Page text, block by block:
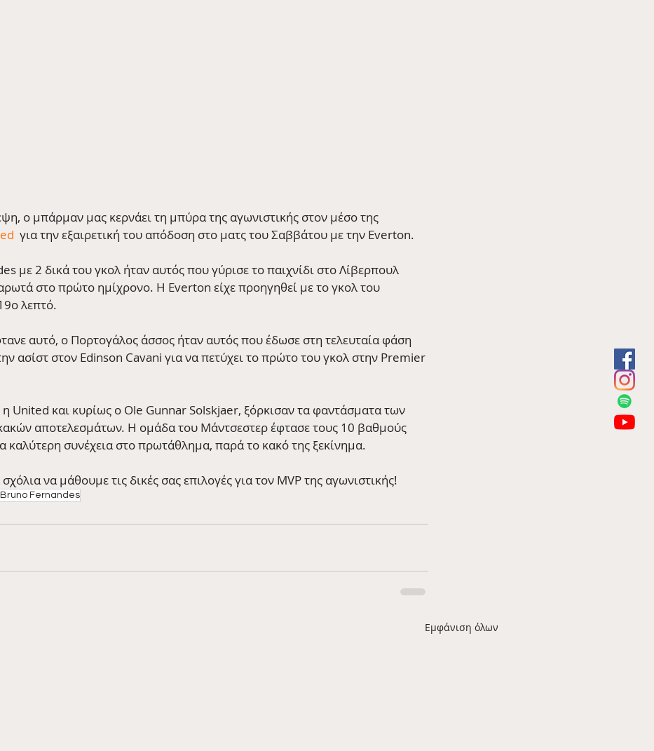
ο μπάρμαν μας κερνάει τη μπύρα της αγωνιστικής στον μέσο της
  για την εξαιρετική του απόδοση στο ματς του Σαββάτου με την Everton.
με 2 δικά του γκολ ήταν αυτός που γύρισε το παιχνίδι στο Λίβερπουλ
στο πρώτο ημίχρονο. Η Everton είχε προηγηθεί με το γκολ του
λεπτό.
αυτό, ο Πορτογάλος άσσος ήταν αυτός που έδωσε στη τελευταία φάση
ασίστ στον Edinson Cavani για να πετύχει το πρώτο του γκολ στην Premier
United και κυρίως ο Ole Gunnar Solskjaer, ξόρκισαν τα φαντάσματα των
αποτελεσμάτων. Η ομάδα του Μάντσεστερ έφτασε τους 10 βαθμούς
καλύτερη συνέχεια στο πρωτάθλημα, παρά το κακό της ξεκίνημα.
να μάθουμε τις δικές σας επιλογές για τον MVP της αγωνιστικής!
Bruno Fernandes
Εμφάνιση όλων